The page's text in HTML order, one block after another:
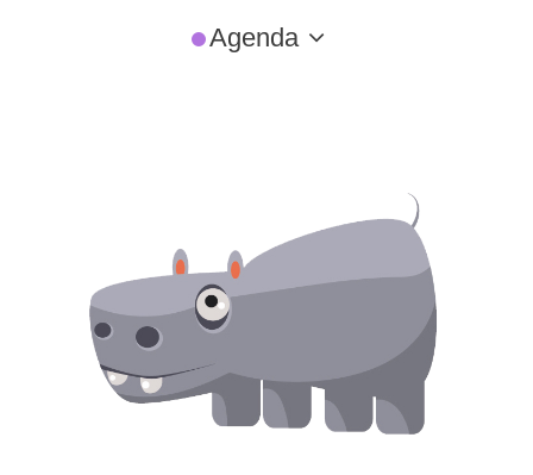
Agenda